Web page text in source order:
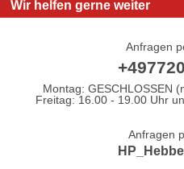
Wir helfen gerne weiter
Anfragen
Montag: GESCHLOSSEN
Freitag: 16.00 - 19.00 Uhr
Anfragen